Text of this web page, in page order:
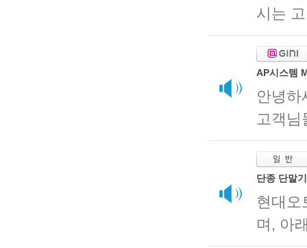
시는
AP시스템
안녕하
고객님
단종 단말
현대오
며, 아